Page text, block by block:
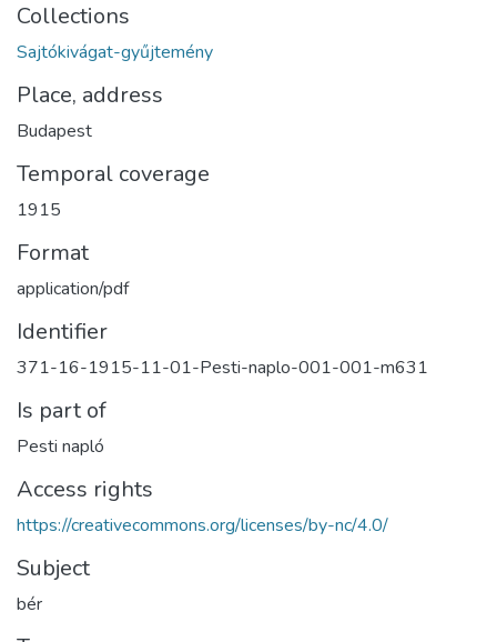
Collections
Sajtókivágat-gyűjtemény
Place, address
Budapest
Temporal coverage
1915
Format
application/pdf
Identifier
371-16-1915-11-01-Pesti-naplo-001-001-m631
Is part of
Pesti napló
Access rights
https://creativecommons.org/licenses/by-nc/4.0/
Subject
bér